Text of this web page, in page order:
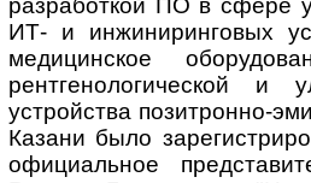
разработкой ПО в сфере
ИТ- и инжиниринговых
медицинское
рентгенологической и
устройства позитронно-
Казани было
официальное